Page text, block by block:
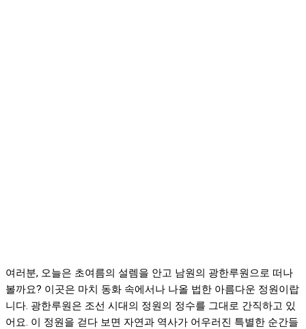
여러분, 오늘은 초여름의 설렘을 안고 남원의 광한루원으로 떠나
볼까요? 이곳은 마치 동화 속에서나 나올 법한 아름다운 정원이랍
니다. 광한루원은 조선 시대의 정원의 정수를 그대로 간직하고 있
어요. 이 정원을 걷다 보면 자연과 역사가 어우러진 특별한 순간들